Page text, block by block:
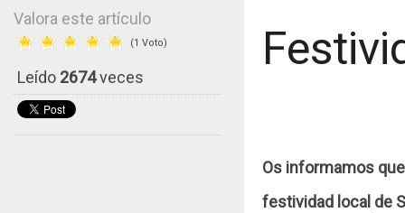
Valora este artículo
(1 Voto)
Leído 2674veces
Os informamos
festividad local de